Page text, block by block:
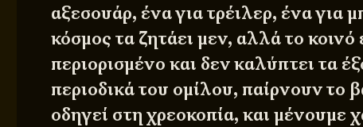
αξεσουάρ, ένα για τρέιλερ, ένα για
κόσμος τα ζητάει μεν, αλλά το κοινό
περιορισμένο και δεν καλύπτει τα
περιοδικά του ομίλου, παίρνουν το
οδηγεί στη χρεοκοπία, και μένουμε